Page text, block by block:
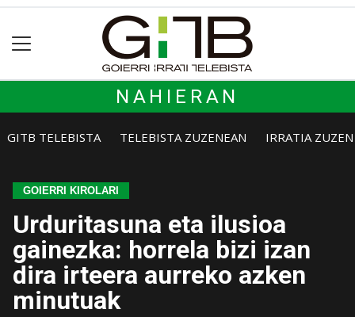
NAHIERAN
GITB TELEBISTA TELEBISTA ZUZENEAN IRRATIA
GOIERRI KIROLARI
Urduritasuna eta ilusioa
gainezka: horrela bizi izan
dira irteera aurreko azken
minutuak